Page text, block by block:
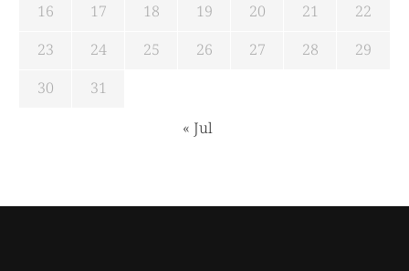
16
17 18 19 20 21
22
23
24 25 26 27 28
29
30
31
« Jul